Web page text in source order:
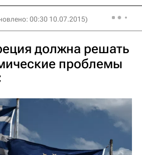
00:30 10.07.2015)
должна решать
проблемы